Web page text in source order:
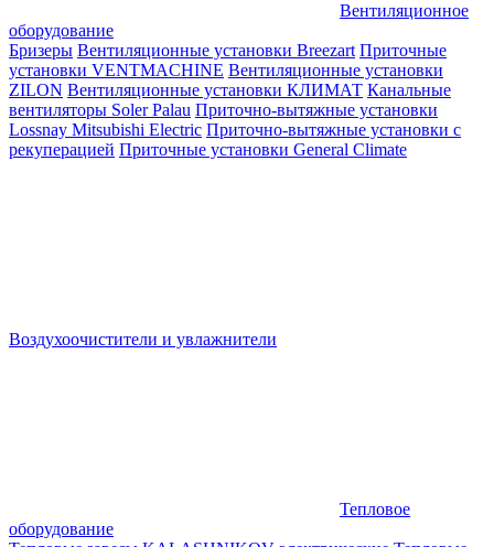
Вентиляционное
оборудование
Бризеры Вентиляционные установки Breezart Приточные
установки VENTMACHINE Вентиляционные установки
ZILON Вентиляционные установки КЛИМАТ Канальные
вентиляторы Soler Palau Приточно-вытяжные установки
Lossnay Mitsubishi Electric Приточно-вытяжные установки с
рекуперацией Приточные установки General Climate
Воздухоочистители и увлажнители
Тепловое
оборудование